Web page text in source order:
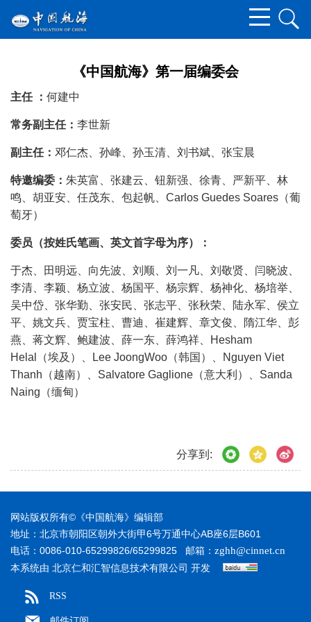
《中国航海》第一届编委会
主任 ： 何建中
常务副主任： 李世新
副主任： 邓仁杰、孙峰、孙玉清、刘书斌、张宝晨
特邀编委： 朱英富、张建云、钮新强、徐青、严新平、林
鸣、胡亚安、任茂东、包起帆、Carlos Guedes Soares（葡
萄牙）
委员（按姓氏笔画、英文首字母为序）：
于杰、田明远、向先波、刘顺、刘一凡、刘敬贤、闫晓波、
李清、李颖、杨立波、杨国平、杨宗辉、杨神化、杨培举、
吴中岱、张华勤、张安民、张志平、张秋荣、陆永军、侯立
平、姚文兵、贾宝柱、曹迪、崔建辉、章文俊、隋江华、彭
燕、蒋文辉、鲍建波、薛一东、薛鸿祥、Hesham
Helal（埃及）、Lee JoongWoo（韩国）、Nguyen Viet
Thanh（越南）、Salvatore Gaglione（意大利）、Sanda
Naing（缅甸）
分享到:
网站版权所有©《中国航海》编辑部
地址：北京市朝阳区朝外大街甲6号万通中心AB座6层B601
电话：0086-010-65299826/65299825 邮箱： zghh@cinnet.cn
本系统由 北京仁和汇智信息技术有限公司 开发
RSS